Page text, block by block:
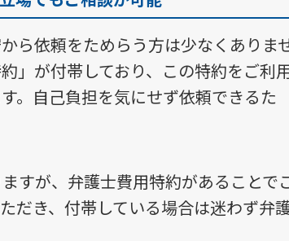
ら依頼をためらう方は少なくありま
」が付帯しており、この特約をご利
。自己負担を気にせず依頼できるた
すが、弁護士費用特約があることで
だき、付帯している場合は迷わず弁